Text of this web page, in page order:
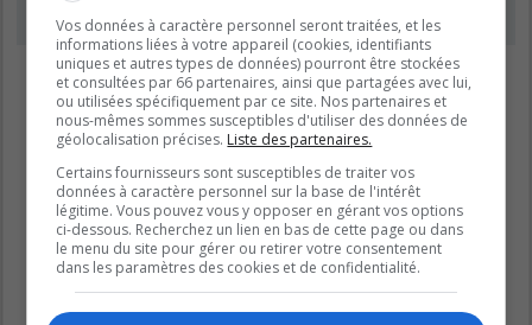
Vos données à caractère personnel seront traitées, et les
informations liées à votre appareil (cookies, identifiants
uniques et autres types de données) pourront être stockées
et consultées par 66 partenaires, ainsi que partagées avec lui,
ou utilisées spécifiquement par ce site. Nos partenaires et
nous-mêmes sommes susceptibles d'utiliser des données de
géolocalisation précises. Liste des partenaires.
Certains fournisseurs sont susceptibles de traiter vos
données à caractère personnel sur la base de l'intérêt
légitime. Vous pouvez vous y opposer en gérant vos options
ci-dessous. Recherchez un lien en bas de cette page ou dans
le menu du site pour gérer ou retirer votre consentement
dans les paramètres des cookies et de confidentialité.